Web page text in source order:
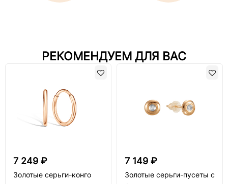
РЕКОМЕНДУЕМ ДЛЯ ВАС
7 249 ₽
Золотые серьги-конго
7 149 ₽
Золотые серьги-пусеты с